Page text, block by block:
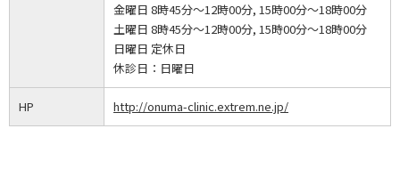
金曜日 8時45分～12時00分, 15時00分～18時00分
土曜日 8時45分～12時00分, 15時00分～18時00分
日曜日 定休日
休診日： 日曜日
HP http://onuma-clinic.extrem.ne.jp/